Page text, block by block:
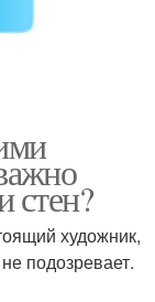
стен?
художник,
подозревает.